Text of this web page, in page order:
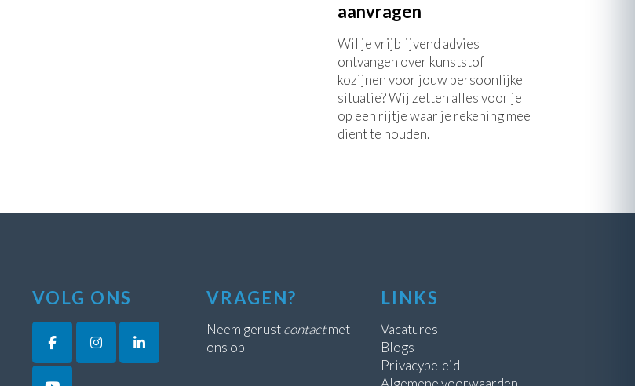
aanvragen
Wil je vrijblijvend advies
ontvangen over kunststof
kozijnen voor jouw persoonlijke
situatie? Wij zetten alles voor je
op een rijtje waar je rekening mee
dient te houden.
VOLG ONS VRAGEN?
Neem gerustcontactmet
ons op
LINKS
Vacatures
Blogs
Privacybeleid